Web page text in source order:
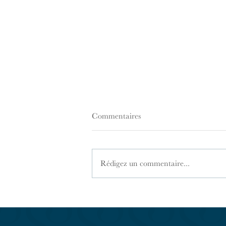
Commentaires
Rédigez un commentaire...